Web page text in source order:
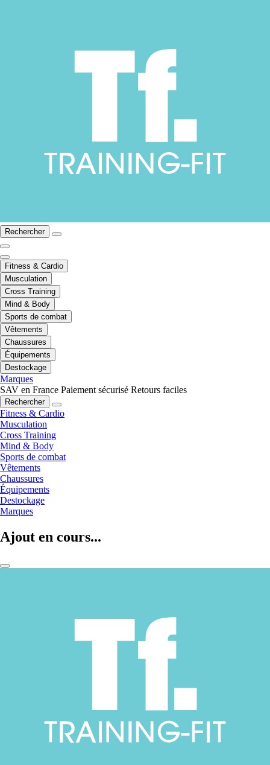
Rechercher
Fitness & Cardio
Musculation
Cross Training
Mind & Body
Sports de combat
Vêtements
Chaussures
Équipements
Destockage
Marques
SAV en France Paiement sécurisé Retours faciles
Rechercher
Fitness & Cardio
Musculation
Cross Training
Mind & Body
Sports de combat
Vêtements
Chaussures
Équipements
Destockage
Marques
Ajout en cours...